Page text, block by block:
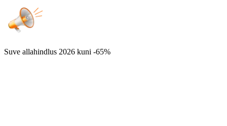
Suve allahindlus 2026 kuni -65%